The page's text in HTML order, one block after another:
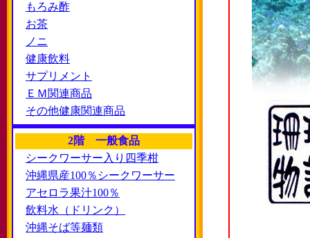
もろみ酢
お茶
ノニ
健康飲料
サプリメント
ＥＭ関連商品
その他健康関連商品
2階 一般食品
シークワーサー入り四季柑
沖縄県産100％シークワーサー
アセロラ果汁100％
飲料水（ドリンク）
沖縄そば等麺類